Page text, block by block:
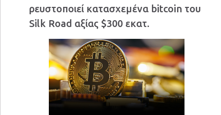
ρευστοποιεί κατασχεμένα bitcoin του
Silk Road αξίας $300 εκατ.